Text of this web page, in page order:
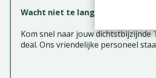
Wacht niet te lang, deze
Kom snel naar jouw dichtstbijzijnde
deal. Ons vriendelijke personeel